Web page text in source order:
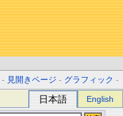
- 見開きページ - グラフィック -
日本語 English